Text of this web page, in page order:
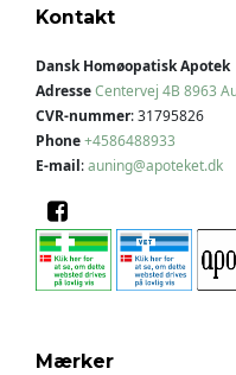
Kontakt
Dansk Homøopatisk Apotek
AdresseCentervej 4B 8963
CVR-nummer:31795826
Phone+4586488933
E-mail:auning@apoteket.dk
Mærker